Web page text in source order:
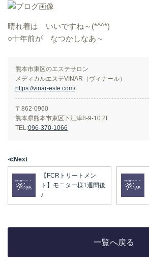
晴れ着は いいですね～(*^^*)
○十年前が なつかしなあ～
熊本市東区のエステサロン
メディカルエステVINAR（ヴィナール）
https://vinar-este.com/
〒862-0960
熊本県熊本市東区下江津8-9-10 2F
TEL:096-370-1066
≪Next
【FCRトリートメン
ト】モニター様1週間後
♪
一覧へ戻る